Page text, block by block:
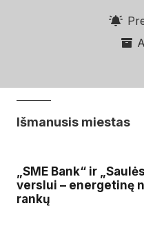
Išmanusis miestas
„SME Bank“ ir
verslui – energetinę
rankų